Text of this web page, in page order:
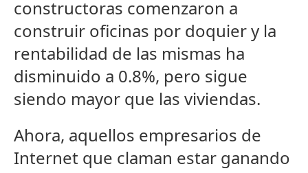
constructoras comenzaron a
construir oficinas por doquier y la
rentabilidad de las mismas ha
disminuido a 0.8%, pero sigue
siendo mayor que las viviendas.
Ahora, aquellos empresarios de
Internet que claman estar ganando